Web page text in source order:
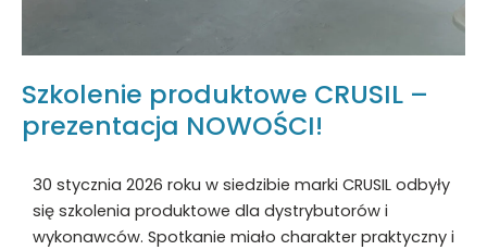
Szkolenie produktowe CRUSIL –
prezentacja NOWOŚCI!
30 stycznia 2026 roku w siedzibie marki CRUSIL odbyły
się szkolenia produktowe dla dystrybutorów i
wykonawców. Spotkanie miało charakter praktyczny i